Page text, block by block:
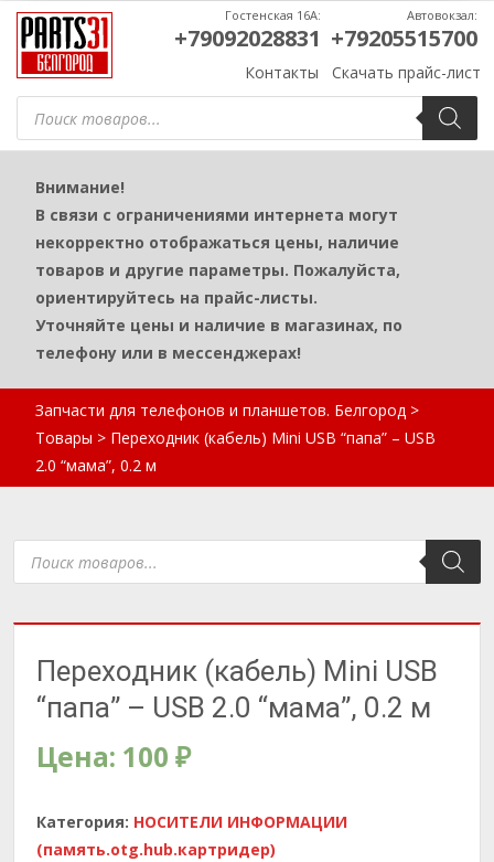
Поиск
товаров
Контакты Скачать прайс-лист
Гостенская 16А:
+79092028831
Автовокзал:
+79205515700
Внимание!
В связи с ограничениями интернета могут
некорректно отображаться цены, наличие
товаров и другие параметры. Пожалуйста,
ориентируйтесь на прайс-листы.
Уточняйте цены и наличие в магазинах, по
телефону или в мессенджерах!
Запчасти для телефонов и планшетов. Белгород >
Товары > Переходник (кабель) Mini USB “папа” – USB
2.0 “мама”, 0.2 м
Поиск
товаров
Переходник (кабель) Mini USB
“папа” – USB 2.0 “мама”, 0.2 м
Цена: 100 ₽
Категория: НОСИТЕЛИ ИНФОРМАЦИИ
(память.otg.hub.картридер)